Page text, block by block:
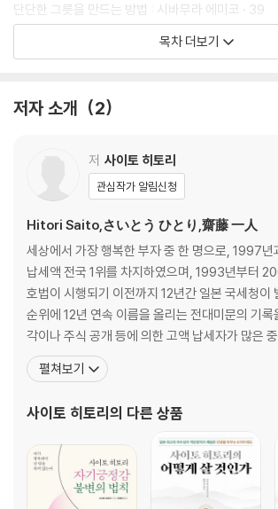
단단한 그릇을 만드는 방법 : 시바무라 에미코 · 39
정당한 노력을 쏟아라 · 40
봉사하는 마음으로 일하라 · 44
진정한 즐거움 · 54
이겨도 자랑하지 않고, 져도 낙담하지 마라 · 61
좋은 경쟁자와 협력하라 · 64
자신의 한계를 뛰어넘어라 · 67
시련을 겸허하게 맞이하라 · 73
자신의 매력을 더욱 높이는 수행 · 79
실패를 두려워말고 도전하라 · 85
마음을 다해 사랑하고 용서하라 · 92
나만의 그릇을 키우는 여정 : 시바무라 에미코 · 103
숨어 있던 자질의 발견 · 108
그릇을 더 크게 키우는 전환점 · 118
상대를 귀하게 여기는 마음 · 127
하늘이 기뻐하는 일에 몰두하다 · 133
치열하게 경쟁하고 함께 성장하다 · 139
목차 더보기
저자 소개 2
저 사이토 히토리
관심작가 알림신청
Hitori Saito,さいとう ひとり,齋藤 一人
세상에서 가장 행복한 부자 중 한 명으로, 1997
납세액 전국 1위를 차지하였으며, 1993년부터
호법이 시행되기 이전까지 12년간 일본 국세청이
순위에 12년 연속 이름을 올리는 전대미문의 기록
각이나 주식 공개 등에 의한 고액 납세자가 많은
부 사업소득이어서 토지 주식 비포함 납세액은 매
하였다. 이는 일본 3대 경영자로 손꼽히는 파나소
강식품 판매 회사인 긴자마루칸의 창업자이
펼쳐보기
사이토 히토리 의 다른 상품